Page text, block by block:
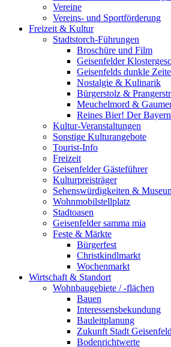
Vereine
Vereins- und Sportförderung
Freizeit & Kultur
Stadtstorch-Führungen
Broschüre und Film
Geisenfelder
Geisenfelds dunkle
Nostalgie & Kulinarik
Bürgerstolz &
Meuchelmord &
Reines Bier! Der
Kultur-Veranstaltungen
Sonstige Kulturangebote
Tourist-Info
Freizeit
Geisenfelder Gästeführer
Kulturpreisträger
Sehenswürdigkeiten &
Wohnmobilstellplatz
Stadtoasen
Geisenfelder samma mia
Feste & Märkte
Bürgerfest
Christkindlmarkt
Wochenmarkt
Wirtschaft & Standort
Wohnbaugebiete / -flächen
Bauen
Interessensbekundung
Bauleitplanung
Zukunft Stadt Geisenfeld
Bodenrichtwerte